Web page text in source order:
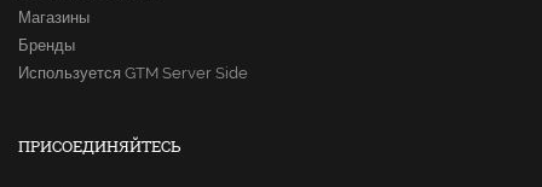
Магазины
Бренды
Используется GTM Server Side
ПРИСОЕДИНЯЙТЕСЬ